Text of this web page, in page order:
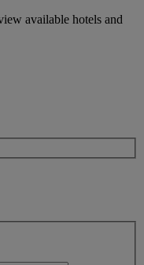
available hotels and